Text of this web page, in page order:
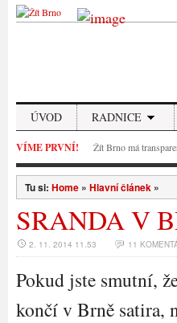
ÚVOD RADNICE
VÍME PRVNÍ! Žít Brno má
Tu si: Home » Hlavní článek »
SRANDA V
2. 11. 2014 11.53 11
Pokud jste smutní,
končí v Brně satira,